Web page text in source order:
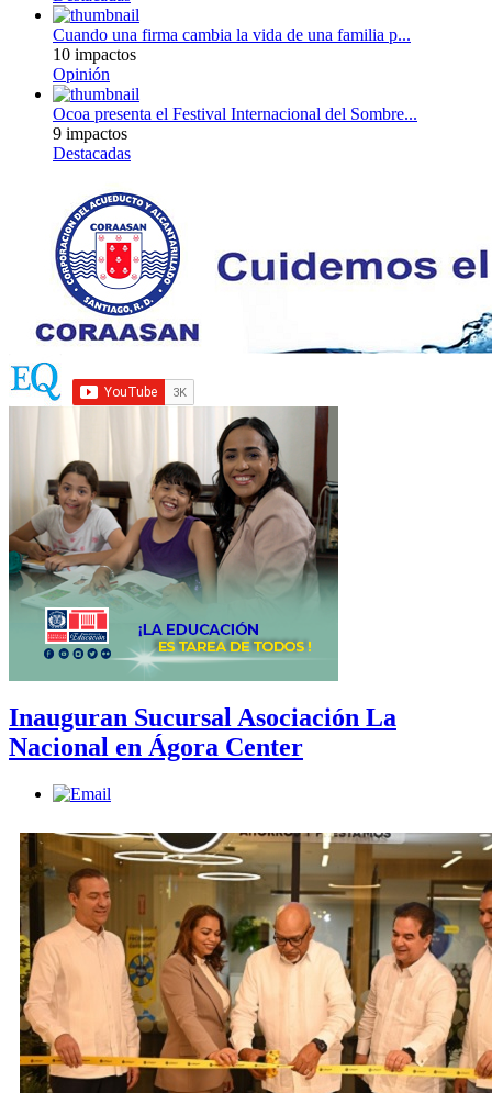
Cuando una firma cambia la vida de una familia p...
10 impactos
Opinión
Ocoa presenta el Festival Internacional del Sombre...
9 impactos
Destacadas
Inauguran Sucursal Asociación La
Nacional en Ágora Center